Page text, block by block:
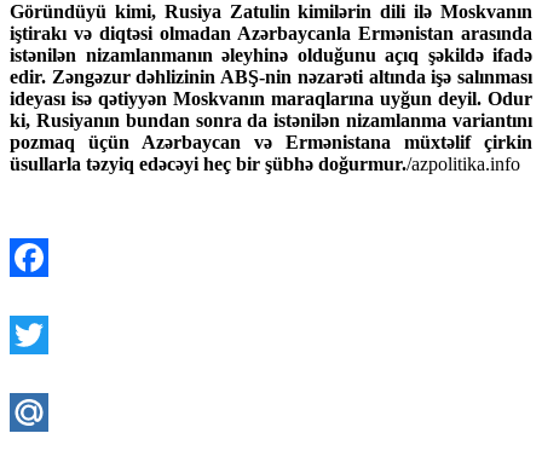
Göründüyü kimi, Rusiya Zatulin kimilərin dili ilə Moskvanın
iştirakı və diqtəsi olmadan Azərbaycanla Ermənistan arasında
istənilən nizamlanmanın əleyhinə olduğunu açıq şəkildə ifadə
edir. Zəngəzur dəhlizinin ABŞ-nin nəzarəti altında işə salınması
ideyası isə qətiyyən Moskvanın maraqlarına uyğun deyil. Odur
ki, Rusiyanın bundan sonra da istənilən nizamlanma variantını
pozmaq üçün Azərbaycan və Ermənistana müxtəlif çirkin
üsullarla təzyiq edəcəyi heç bir şübhə doğurmur./azpolitika.info